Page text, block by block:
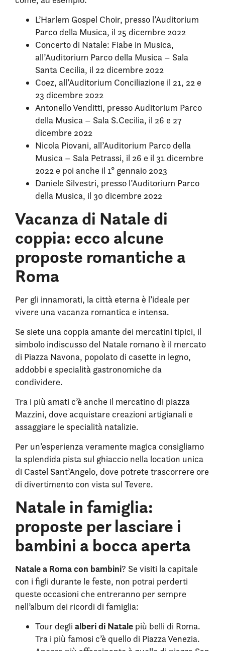
L’Harlem Gospel Choir, presso l’Auditorium
Parco della Musica, il 25 dicembre 2022
Concerto di Natale: Fiabe in Musica,
all’Auditorium Parco della Musica – Sala
Santa Cecilia, il 22 dicembre 2022
Coez, all’Auditorium Conciliazione il 21, 22 e
23 dicembre 2022
Antonello Venditti, presso Auditorium Parco
della Musica – Sala S.Cecilia, il 26 e 27
dicembre 2022
Nicola Piovani, all’Auditorium Parco della
Musica – Sala Petrassi, il 26 e il 31 dicembre
2022 e poi anche il 1° gennaio 2023
Daniele Silvestri, presso l’Auditorium Parco
della Musica, il 30 dicembre 2022
Vacanza di Natale di
coppia: ecco alcune
proposte romantiche a
Roma
Per gli innamorati, la città eterna è l’ideale per
vivere una vacanza romantica e intensa.
Se siete una coppia amante dei mercatini tipici, il
simbolo indiscusso del Natale romano è il mercato
di Piazza Navona, popolato di casette in legno,
addobbi e specialità gastronomiche da
condividere.
Tra i più amati c’è anche il mercatino di piazza
Mazzini, dove acquistare creazioni artigianali e
assaggiare le specialità natalizie.
Per un’esperienza veramente magica consigliamo
la splendida pista sul ghiaccio nella location unica
di Castel Sant’Angelo, dove potrete trascorrere ore
di divertimento con vista sul Tevere.
Natale in famiglia:
proposte per lasciare i
bambini a bocca aperta
Natale a Roma con bambini? Se visiti la capitale
con i figli durante le feste, non potrai perderti
queste occasioni che entreranno per sempre
nell’album dei ricordi di famiglia:
Tour degli alberi di Natale più belli di Roma.
Tra i più famosi c’è quello di Piazza Venezia.